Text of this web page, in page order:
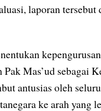
laporan
Mas’ud sebagai
antusias oleh
ke arah yang